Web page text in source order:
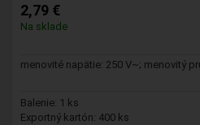
2,79 €
Na sklade
menovité napätie: 250 V~; menovitý
Balenie: 1 ks
Exportný kartón: 400 ks